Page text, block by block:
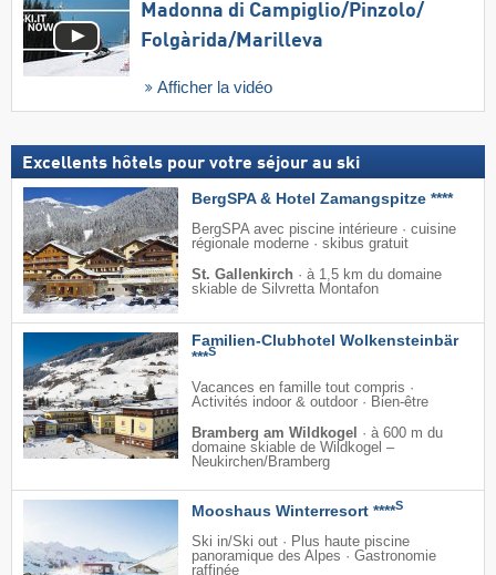
Madonna di Campiglio/​Pinzolo/​
Folgàrida/​Marilleva
Afficher la vidéo
Excellents hôtels pour votre séjour au ski
BergSPA & Hotel Zamangspitze ****
BergSPA avec piscine intérieure · cuisine
régionale moderne · skibus gratuit
St. Gallenkirch · à 1,5 km du domaine
skiable de Silvretta Montafon
Familien-Clubhotel Wolkensteinbär
***S
Vacances en famille tout compris ·
Activités indoor & outdoor · Bien-être
Bramberg am Wildkogel
· à 600 m du
domaine skiable de Wildkogel –
Neukirchen/​Bramberg
Mooshaus Winterresort ****S
Ski in/Ski out · Plus haute piscine
panoramique des Alpes · Gastronomie
raffinée